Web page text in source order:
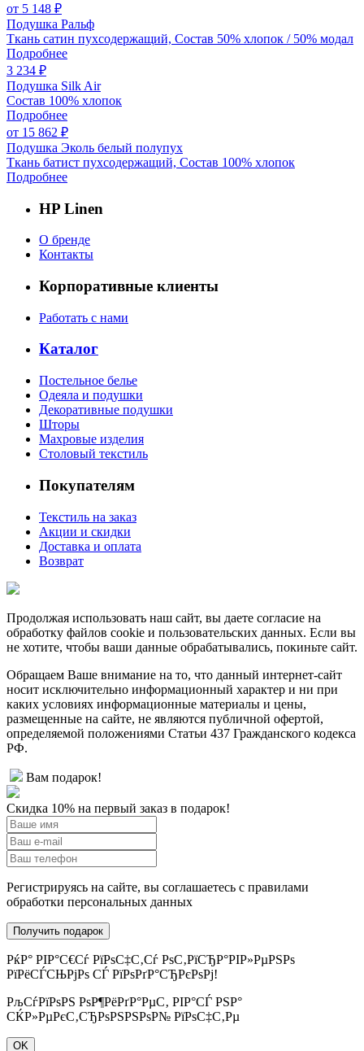
от 5 148 ₽
Подушка Ральф
Ткань сатин пухсодержащий, Состав 50% хлопок / 50% модал
Подробнее
3 234 ₽
Подушка Silk Air
Состав 100% хлопок
Подробнее
от 15 862 ₽
Подушка Эколь белый полупух
Ткань батист пухсодержащий, Состав 100% хлопок
Подробнее
HP Linen
О бренде
Контакты
Корпоративные клиенты
Работать с нами
Каталог
Постельное белье
Одеяла и подушки
Декоративные подушки
Шторы
Махровые изделия
Столовый текстиль
Покупателям
Текстиль на заказ
Акции и скидки
Доставка и оплата
Возврат
Продолжая использовать наш сайт, вы даете согласие на
обработку файлов cookie и пользовательских данных. Если вы
не хотите, чтобы ваши данные обрабатывались, покиньте сайт.
Обращаем Ваше внимание на то, что данный интернет-сайт
носит исключительно информационный характер и ни при
каких условиях информационные материалы и цены,
размещенные на сайте, не являются публичной офертой,
определяемой положениями Статьи 437 Гражданского кодекса
РФ.
Вам подарок!
Скидка 10% на первый заказ в подарок!
Регистрируясь на сайте, вы соглашаетесь с правилами
обработки персональных данных
РќР° РІР°С€Сѓ РїРѕС‡С‚Сѓ РѕС‚РїСЂР°РІР»РµРЅРѕ
РїРёСЃСЊРјРѕ СЃ РїРѕРґР°СЂРєРѕРј!
РљСѓРїРѕРЅ РѕР¶РёРґР°РµС‚ РІР°СЃ РЅР°
СЌР»РµРєС‚СЂРѕРЅРЅРѕР№ РїРѕС‡С‚Рµ
OK